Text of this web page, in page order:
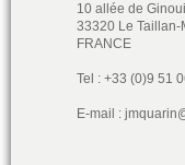
10 allée de
33320 Le Taillan-
FRANCE
Tel : +33 (0)9 51
E-mail :